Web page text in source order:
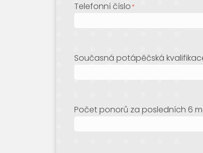
Telefonní číslo*
Současná potápěčská
Počet ponorů za posledních 6